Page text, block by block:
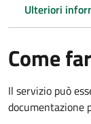
Ulteriori
Come
Il servizio può
documentazione